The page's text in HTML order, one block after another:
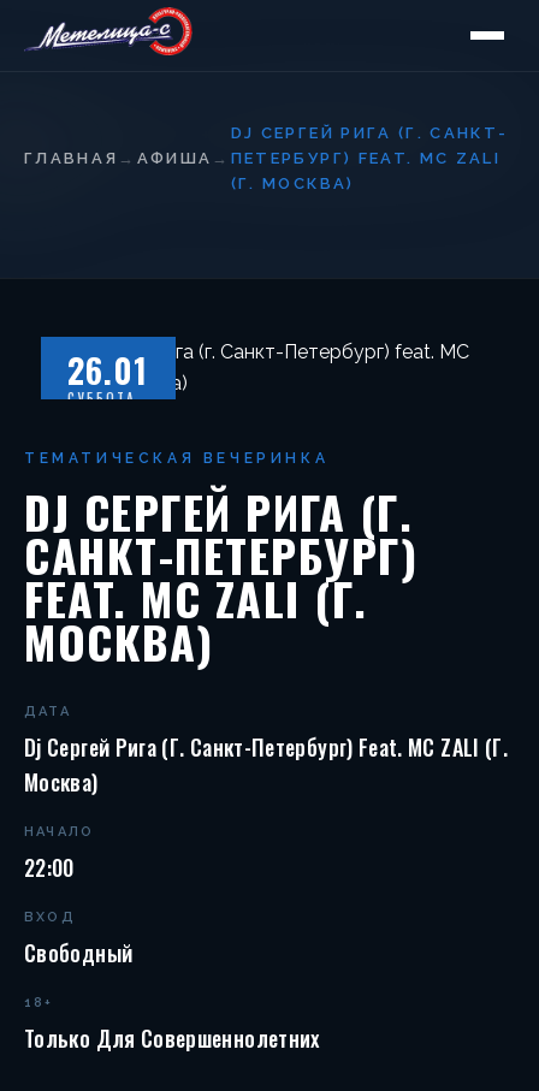
ГЛАВНАЯ → АФИША →
DJ СЕРГЕЙ РИГА (Г. САНКТ-
ПЕТЕРБУРГ) FEAT. MC ZALI
(Г. МОСКВА)
26.01
СУББОТА
ТЕМАТИЧЕСКАЯ ВЕЧЕРИНКА
DJ СЕРГЕЙ РИГА (Г.
САНКТ-ПЕТЕРБУРГ)
FEAT. MC ZALI (Г.
МОСКВА)
ДАТА
Dj Сергей Рига (г. Санкт-Петербург) Feat. MC ZALI (г.
Москва)
НАЧАЛО
22:00
ВХОД
Свободный
18+
Только Для Совершеннолетних